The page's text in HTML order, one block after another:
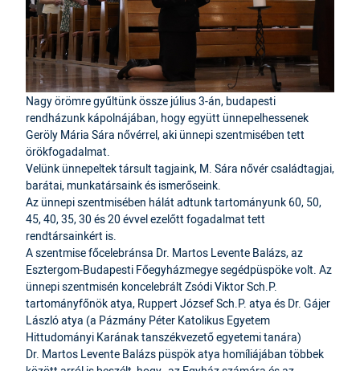
Nagy örömre gyűltünk össze július 3-án, budapesti
rendházunk kápolnájában, hogy együtt ünnepelhessenek
Geröly Mária Sára nővérrel, aki ünnepi szentmisében tett
örökfogadalmat.
Velünk ünnepeltek társult tagjaink, M. Sára nővér családtagjai,
barátai, munkatársaink és ismerőseink.
Az ünnepi szentmisében hálát adtunk tartományunk 60, 50,
45, 40, 35, 30 és 20 évvel ezelőtt fogadalmat tett
rendtársainkért is.
A szentmise főcelebránsa Dr. Martos Levente Balázs, az
Esztergom-Budapesti Főegyházmegye segédpüspöke volt. Az
ünnepi szentmisén koncelebrált Zsódi Viktor Sch.P.
tartományfőnök atya, Ruppert József Sch.P. atya és Dr. Gájer
László atya (a Pázmány Péter Katolikus Egyetem
Hittudományi Karának tanszékvezető egyetemi tanára)
Dr. Martos Levente Balázs püspök atya homíliájában többek